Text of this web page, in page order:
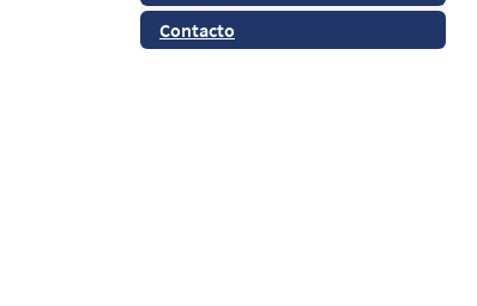
Salud y Bienestar
Contacto